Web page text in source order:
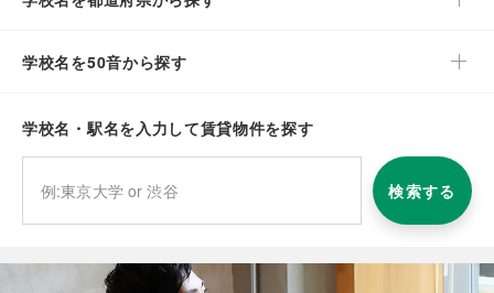
学校名を50音から探す
学校名・駅名を入力して賃貸物件を探す
検索する